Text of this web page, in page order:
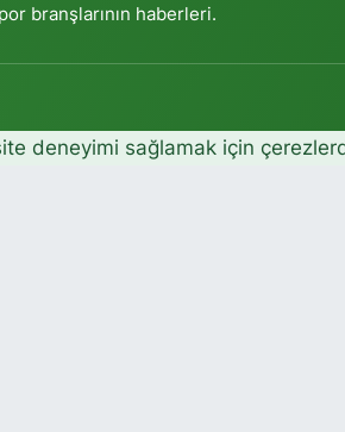
branşlarının haberleri.
deneyimi sağlamak için